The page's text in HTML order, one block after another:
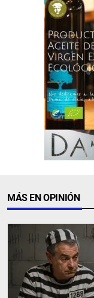
MÁS EN OPINIÓN